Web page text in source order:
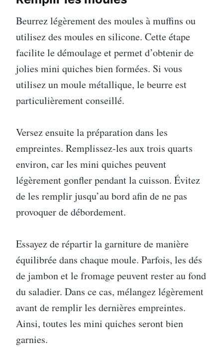
Beurrez légèrement des moules à muffins ou
utilisez des moules en silicone. Cette étape
facilite le démoulage et permet d’obtenir de
jolies mini quiches bien formées. Si vous
utilisez un moule métallique, le beurre est
particulièrement conseillé.
Versez ensuite la préparation dans les
empreintes. Remplissez-les aux trois quarts
environ, car les mini quiches peuvent
légèrement gonfler pendant la cuisson. Évitez
de les remplir jusqu’au bord afin de ne pas
provoquer de débordement.
Essayez de répartir la garniture de manière
équilibrée dans chaque moule. Parfois, les dés
de jambon et le fromage peuvent rester au fond
du saladier. Dans ce cas, mélangez légèrement
avant de remplir les dernières empreintes.
Ainsi, toutes les mini quiches seront bien
garnies.